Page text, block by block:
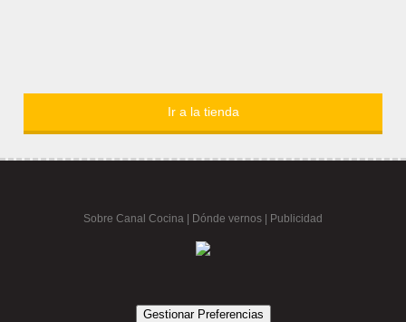
Ir a la tienda
Sobre Canal Cocina Dónde vernos | Publicidad
Gestionar Preferencias